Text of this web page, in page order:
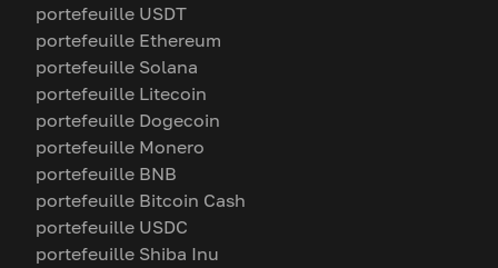
portefeuille USDT
portefeuille Ethereum
portefeuille Solana
portefeuille Litecoin
portefeuille Dogecoin
portefeuille Monero
portefeuille BNB
portefeuille Bitcoin Cash
portefeuille USDC
portefeuille Shiba Inu